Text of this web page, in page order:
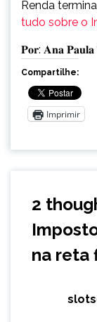
Renda
tudo sobre o
𝐏𝐨𝐫: 𝐀𝐧𝐚 𝐏𝐚𝐮𝐥𝐚
Compartilhe:
Imprimir
2
na reta